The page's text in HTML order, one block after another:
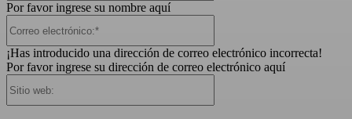
Por favor ingrese su nombre aquí
¡Has introducido una dirección de correo electrónico incorrecta!
Por favor ingrese su dirección de correo electrónico aquí